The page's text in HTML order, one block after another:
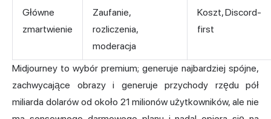
Główne
zmartwienie
Zaufanie,
rozliczenia,
moderacja
Koszt, Discord-
first
Midjourney to wybór premium; generuje najbardziej spójne,
zachwycające obrazy i generuje przychody rzędu pół
miliarda dolarów od około 21 milionów użytkowników, ale nie